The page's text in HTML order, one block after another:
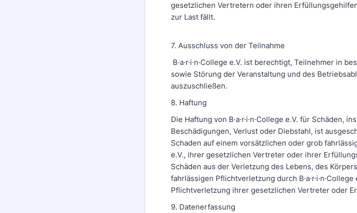
gesetzlichen Vertretern oder ihren
zur Last fällt.
7. Ausschluss von der Teilnahme
B·a·r·i·n·College e.V. ist berechtigt, Teilnehmer in
sowie Störung der Veranstaltung und des
auszuschließen.
8. Haftung
Die Haftung von B·a·r·i·n·College e.V. für Schäden,
Beschädigungen, Verlust oder Diebstahl, ist
Schaden auf einem vorsätzlichen oder grob
e.V., ihrer gesetzlichen Vertreter oder ihrer
Schäden aus der Verletzung des Lebens, des
fahrlässigen Pflichtverletzung durch
Pflichtverletzung ihrer gesetzlichen Vertreter oder
9. Datenerfassung